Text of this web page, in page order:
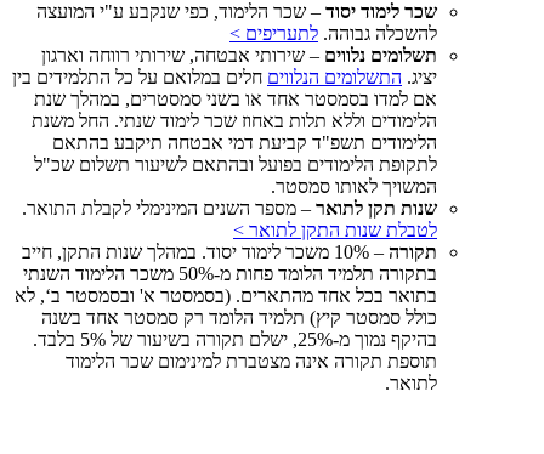
שכר לימוד יסוד – שכר הלימוד, כפי שנקבע ע"י המועצה
להשכלה גבוהה. לתעריפים >
תשלומים נלווים – שירותי אבטחה, שירותי רווחה וארגון
יציג. התשלומים הנלווים חלים במלואם על כל התלמידים בין
אם למדו בסמסטר אחד או בשני סמסטרים, במהלך שנת
הלימודים וללא תלות באחוז שכר לימוד שנתי. החל משנת
הלימודים תשפ"ד קביעת דמי אבטחה תיקבע בהתאם
לתקופת הלימודים בפועל ובהתאם לשיעור תשלום שכ"ל
המשויך לאותו סמסטר.
שנות תקן לתואר – מספר השנים המינימלי לקבלת התואר.
לטבלת שנות התקן לתואר >
תקורה
– 10% משכר לימוד יסוד. במהלך שנות התקן, חייב
בתקורה תלמיד הלומד פחות מ-50% משכר הלימוד השנתי
בתואר בכל אחד מהתארים. (בסמסטר א' ובסמסטר ב‘, לא
כולל סמסטר קיץ) תלמיד הלומד רק סמסטר אחד בשנה
בהיקף נמוך מ-25%, ישלם תקורה בשיעור של 5% בלבד.
תוספת תקורה אינה מצטברת למינימום שכר הלימוד
לתואר.